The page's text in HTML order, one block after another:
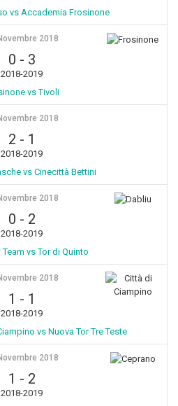
vs Accademia Frosinone
2018
0 - 3
2018-2019
vs Tivoli
2018
2 - 1
2018-2019
vs Cinecittà Bettini
2018
0 - 2
2018-2019
vs Tor di Quinto
2018
1 - 1
2018-2019
vs Nuova Tor Tre Teste
2018
1 - 2
2018-2019